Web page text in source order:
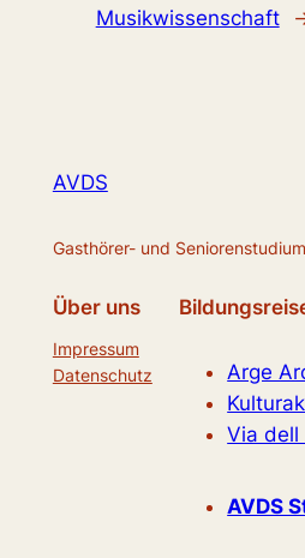
Musikwissenschaft
AVDS
Gasthörer- und Seniorenstudium
Über uns
Impressum
Datenschutz
Arge
Via dell
AVDS